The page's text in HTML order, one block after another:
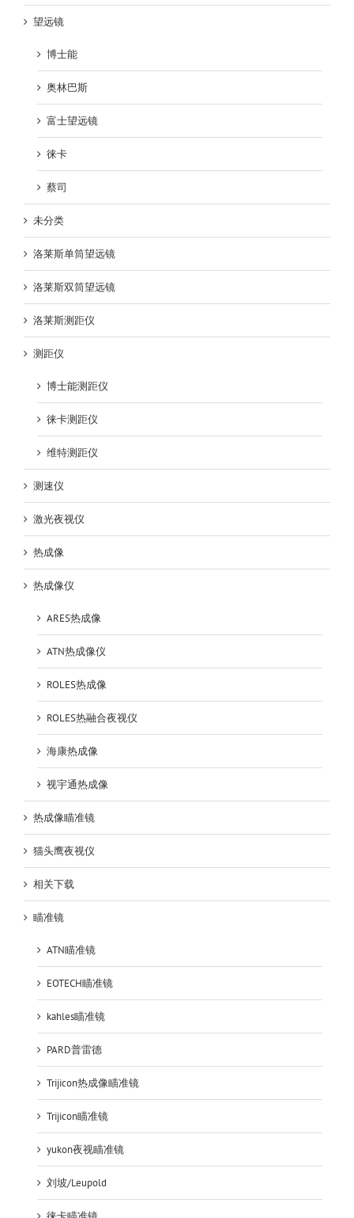
望远镜
博士能
奥林巴斯
富士望远镜
徕卡
蔡司
未分类
洛莱斯单筒望远镜
洛莱斯双筒望远镜
洛莱斯测距仪
测距仪
博士能测距仪
徕卡测距仪
维特测距仪
测速仪
激光夜视仪
热成像
热成像仪
ARES热成像
ATN热成像仪
ROLES热成像
ROLES热融合夜视仪
海康热成像
视宇通热成像
热成像瞄准镜
猫头鹰夜视仪
相关下载
瞄准镜
ATN瞄准镜
EOTECH瞄准镜
kahles瞄准镜
PARD普雷德
Trijicon热成像瞄准镜
Trijicon瞄准镜
yukon夜视瞄准镜
刘坡/Leupold